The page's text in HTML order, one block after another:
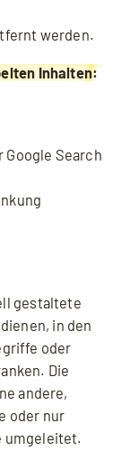
werden.
Inhalten:
Google Search
gestaltete
in den
oder
Die
andere,
oder nur
umgeleitet.